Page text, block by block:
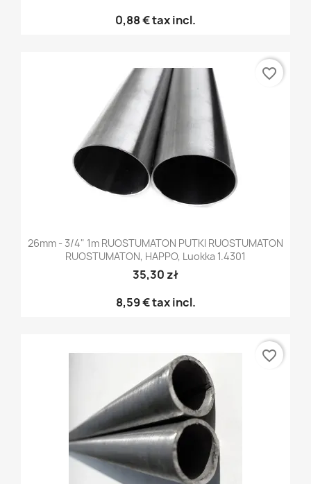
0,88 €tax incl.
26mm - 3/4" 1m RUOSTUMATON PUTKI RUOSTUMATON
RUOSTUMATON, HAPPO, Luokka 1.4301
35,30 zł
8,59 €tax incl.
favorite_border
favorite_border